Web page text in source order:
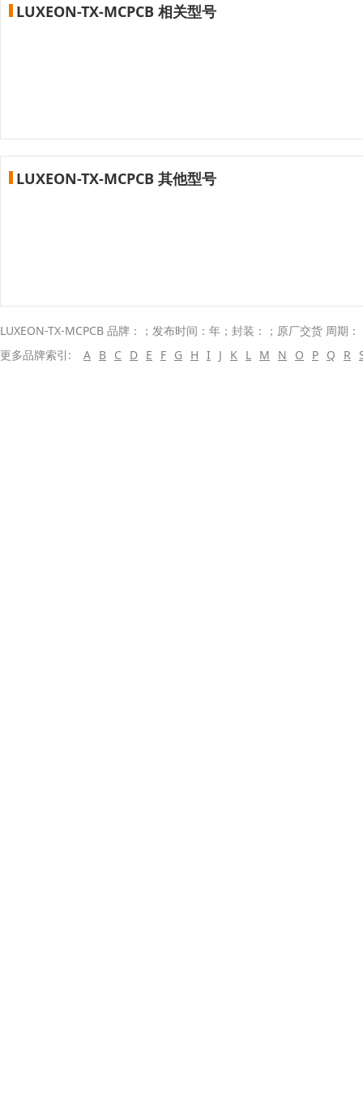
LUXEON-TX-MCPCB 相关型号
LUXEON-TX-MCPCB 其他型号
LUXEON-TX-MCPCB 品牌：；发布时间：年；封装：；原厂交货 周期
更多品牌索引:
A B C D E F G H I J K L M N O P Q R